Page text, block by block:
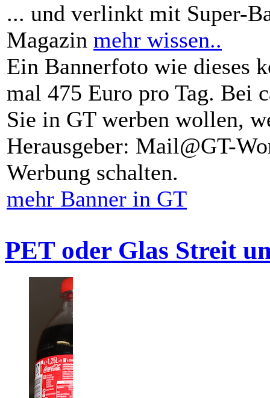
... und verlinkt mit Super-
Magazin mehr wissen..
Ein Bannerfoto wie dieses
mal 475 Euro pro Tag. Bei
Sie in GT werben wollen,
Herausgeber: Mail@GT-
Werbung schalten.
mehr Banner in GT
PET oder Glas Streit